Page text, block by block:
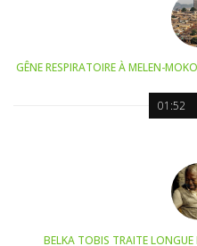
01:52
GÊNE RESPIRATOIRE À MELEN-
BELKA TOBIS TRAITE